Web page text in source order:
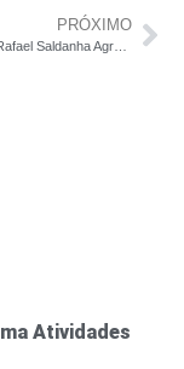
PRÓXIMO
Vereador Rafael Saldanha Agradece Major Simões e Clama por Mais Apoio Policial em Wanderley
Atividades